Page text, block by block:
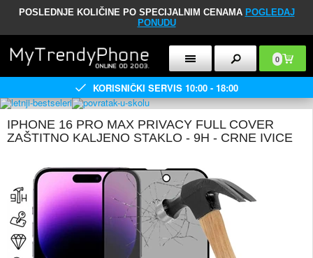
POSLEDNJE KOLIČINE PO SPECIJALNIM CENAMA POGLEDAJ
PONUDU
0
KORISNIČKI SERVIS 10:00 - 18:00
IPHONE 16 PRO MAX PRIVACY FULL COVER
ZAŠTITNO KALJENO STAKLO - 9H - CRNE IVICE